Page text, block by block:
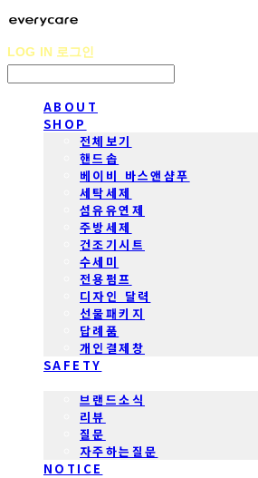
LOG IN 로그인
ABOUT
SHOP
전체보기
핸드솝
베이비 바스앤샴푸
세탁세제
섬유유연제
주방세제
건조기시트
수세미
전용펌프
디자인 달력
선물패키지
답례품
개인결제창
SAFETY
브랜드소식
리뷰
질문
자주하는질문
NOTICE